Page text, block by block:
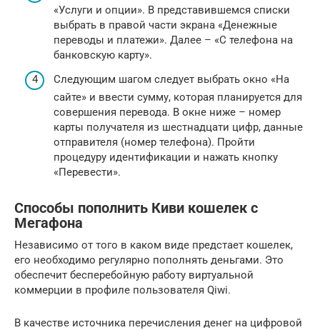
«Услуги и опции». В представившемся списки
выбрать в правой части экрана «Денежные
переводы и платежи». Далее – «С телефона на
банковскую карту».
Следующим шагом следует выбрать окно «На
сайте» и ввести сумму, которая планируется для
совершения перевода. В окне ниже – номер
карты получателя из шестнадцати цифр, данные
отправителя (номер телефона). Пройти
процедуру идентификации и нажать кнопку
«Перевести».
Способы пополнить Киви кошелек с
Мегафона
Независимо от того в каком виде предстает кошелек,
его необходимо регулярно пополнять деньгами. Это
обеспечит бесперебойную работу виртуальной
коммерции в профиле пользователя Qiwi.
В качестве источника перечисления денег на цифровой